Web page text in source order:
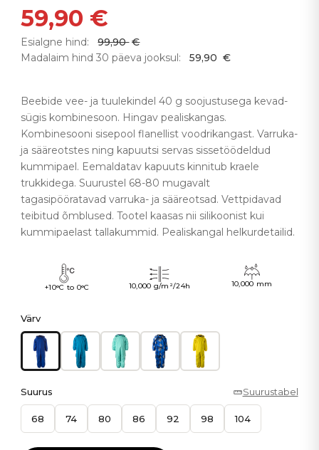
59,90 €
Esialgne hind: 99,90 €
Madalaim hind 30 päeva jooksul:
59,90 €
Beebide vee- ja tuulekindel 40 g soojustusega kevad-
sügis kombinesoon. Hingav pealiskangas.
Kombinesooni sisepool flanellist voodrikangast. Varruka-
ja sääreotstes ning kapuutsi servas sissetöödeldud
kummipael. Eemaldatav kapuuts kinnitub kraele
trukkidega. Suurustel 68-80 mugavalt
tagasipööratavad varruka- ja sääreotsad. Vettpidavad
teibitud õmblused. Tootel kaasas nii silikoonist kui
kummipaelast tallakummid. Pealiskangal helkurdetailid.
+10°C to 0°C 10,000 g/m²/24h 10,000 mm
Värv
Suurus Suurustabel
68 74 80 86 92 98 104